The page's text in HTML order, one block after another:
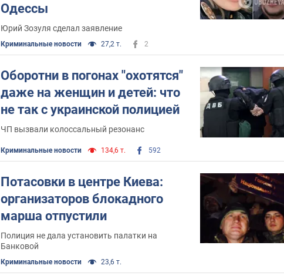
Одессы
Юрий Зозуля сделал заявление
Криминальные новости 27,2 т. 2
Оборотни в погонах "охотятся"
даже на женщин и детей: что
не так с украинской полицией
ЧП вызвали колоссальный резонанс
Криминальные новости 134,6 т. 592
Потасовки в центре Киева:
организаторов блокадного
марша отпустили
Полиция не дала установить палатки на
Банковой
Криминальные новости 23,6 т.